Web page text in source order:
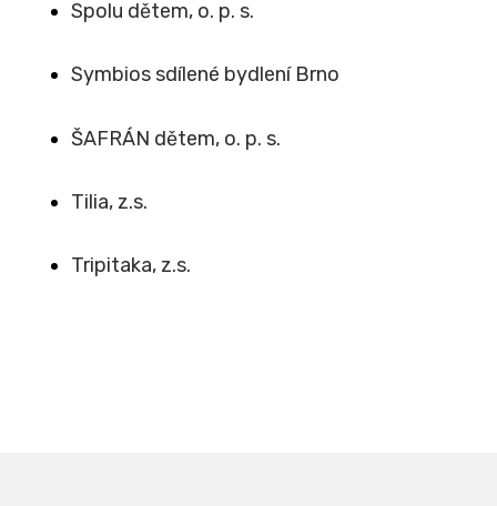
Spolu dětem, o. p. s.
Symbios sdílené bydlení Brno
ŠAFRÁN dětem, o. p. s.
Tilia, z.s.
Tripitaka, z.s.